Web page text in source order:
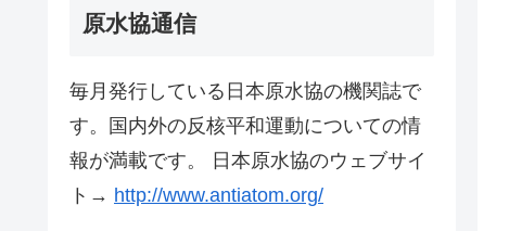
原水協通信
毎月発行している日本原水協の機関誌で
す。国内外の反核平和運動についての情
報が満載です。 日本原水協のウェブサイ
ト→ http://www.antiatom.org/